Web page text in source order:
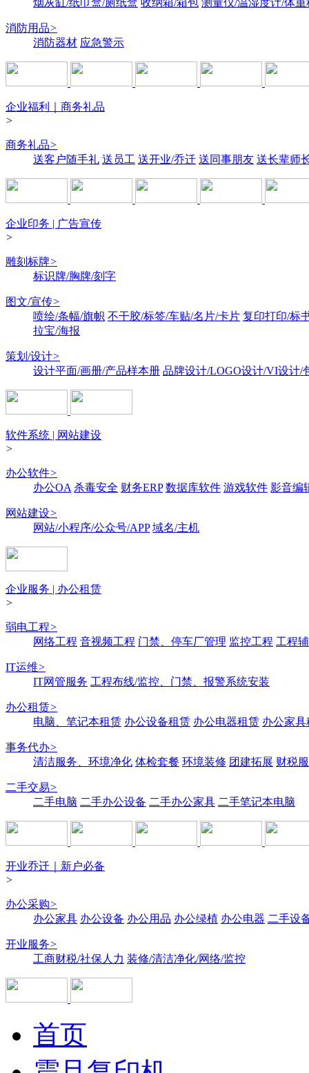
烟灰缸/纸巾盒/厕纸盒 收纳箱/箱包 测量仪/温湿度计/体重
消防用品>
消防器材 应急警示
企业福利｜商务礼品
>
商务礼品>
送客户随手礼 送员工 送开业/乔迁 送同事朋友 送长辈师
企业印务 | 广告宣传
>
雕刻标牌>
标识牌/胸牌/刻字
图文/宣传>
喷绘/条幅/旗帜 不干胶/标签/车贴/名片/卡片 复印打印/标
拉宝/海报
策划/设计>
设计平面/画册/产品样本册 品牌设计/LOGO设计/VI设计/
软件系统 | 网站建设
>
办公软件>
办公OA 杀毒安全 财务ERP 数据库软件 游戏软件 影音编
网站建设>
网站/小程序/公众号/APP 域名/主机
企业服务 | 办公租赁
>
弱电工程>
网络工程 音视频工程 门禁、停车厂管理 监控工程 工程
IT运维>
IT网管服务 工程布线/监控、门禁、报警系统安装
办公租赁>
电脑、笔记本租赁 办公设备租赁 办公电器租赁 办公家具
事务代办>
清洁服务、环境净化 体检套餐 环境装修 团建拓展 财税
二手交易>
二手电脑 二手办公设备 二手办公家具 二手笔记本电脑
开业乔迁｜新户必备
>
办公采购>
办公家具 办公设备 办公用品 办公绿植 办公电器 二手设
开业服务>
工商财税/社保人力 装修/清洁净化/网络/监控
首页